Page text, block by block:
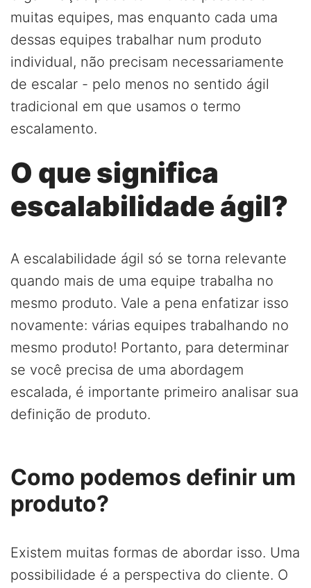
muitas equipes, mas enquanto cada uma
dessas equipes trabalhar num produto
individual, não precisam necessariamente
de escalar - pelo menos no sentido ágil
tradicional em que usamos o termo
escalamento.
O que significa
escalabilidade ágil?
A escalabilidade ágil só se torna relevante
quando mais de uma equipe trabalha no
mesmo produto. Vale a pena enfatizar isso
novamente: várias equipes trabalhando no
mesmo produto! Portanto, para determinar
se você precisa de uma abordagem
escalada, é importante primeiro analisar sua
definição de produto.
Como podemos definir um
produto?
Existem muitas formas de abordar isso. Uma
possibilidade é a perspectiva do cliente. O